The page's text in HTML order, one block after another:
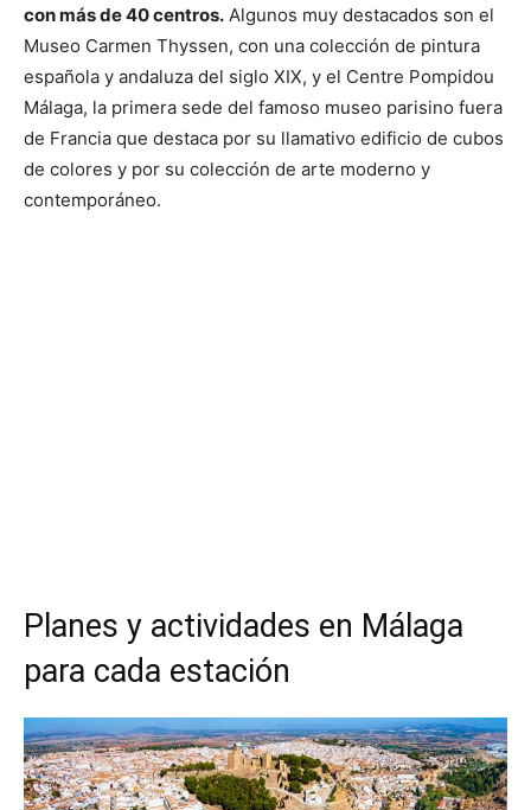
con más de 40 centros. Algunos muy destacados son el
Museo Carmen Thyssen, con una colección de pintura
española y andaluza del siglo XIX, y el Centre Pompidou
Málaga, la primera sede del famoso museo parisino fuera
de Francia que destaca por su llamativo edificio de cubos
de colores y por su colección de arte moderno y
contemporáneo.
Planes y actividades en Málaga
para cada estación